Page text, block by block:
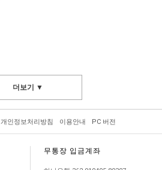
더보기 ▼
개인정보처리방침 이용안내 PC 버전
무통장 입금계좌